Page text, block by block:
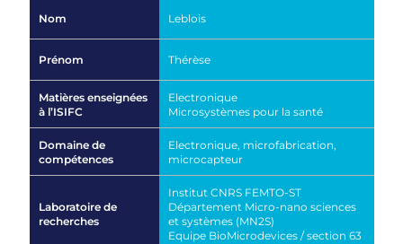
Nom Leblois
Prénom Thérèse
Matières enseignées
à l’ISIFC
Electronique
Microsystèmes pour la santé
Domaine de
compétences
Electronique, microfabrication,
microcapteur
Laboratoire de
recherches
Institut CNRS FEMTO-ST
Département Micro-nano sciences
et systèmes (MN2S)
Equipe BioMicrodevices / section 63